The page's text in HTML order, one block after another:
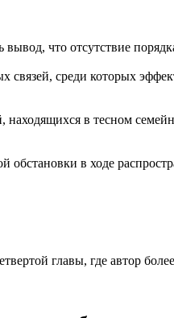
что отсутствие
среди которых
находящихся в тесном
в ходе
главы, где автор